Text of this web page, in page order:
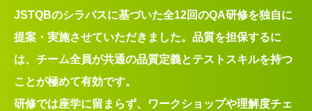
JSTQBのシラバスに基づいた全12回のQA研修を独自に
提案・実施させていただきました。品質を担保するに
は、チーム全員が共通の品質定義とテストスキルを持つ
ことが極めて有効です。
研修では座学に留まらず、ワークショップや理解度チェ